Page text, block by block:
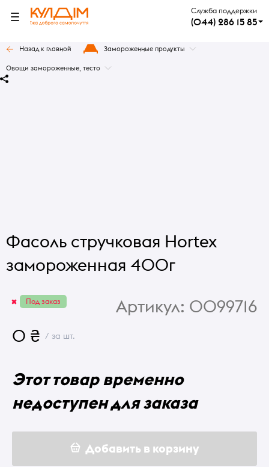
Служба поддержки
(044) 286 15 85
Назад к главной Замороженные продукты
Овощи замороженные, тесто
Фасоль стручковая Hortex
замороженная 400г
Под заказ Артикул: 0099716
0 ₴ / за шт.
Этот товар временно
недоступен для заказа
Добавить в корзину